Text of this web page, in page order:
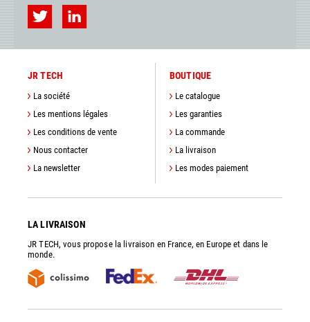
JR TECH
La société
Les mentions légales
Les conditions de vente
Nous contacter
La newsletter
BOUTIQUE
Le catalogue
Les garanties
La commande
La livraison
Les modes paiement
LA LIVRAISON
JR TECH, vous propose la livraison en France, en Europe et dans le
monde.